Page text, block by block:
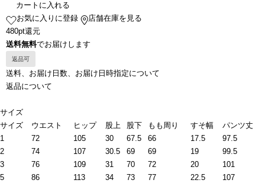
カートに入れる
お気に入りに登録
店舗在庫を見る
480pt還元
送料無料でお届けします
返品可
送料、お届け日数、お届け日時指定について
返品について
サイズ
サイズ
ウエスト ヒップ 股上 股下 もも周り すそ幅
パンツ丈
1
72 105 30 67.5 66 17.5
97.5
2
74 107 30.5 69 69 19
99.5
3
76 109 31 70 72 20
101
5
86 113 34 73 77 22.5
107